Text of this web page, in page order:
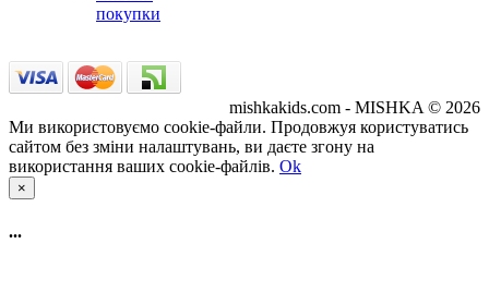
покупки
mishkakids.com - MISHKA © 2026
Ми використовуємо cookie-файли. Продовжуя користуватись
сайтом без зміни налаштувань, ви даєте згону на
використання ваших cookie-файлів. Ok
×
...